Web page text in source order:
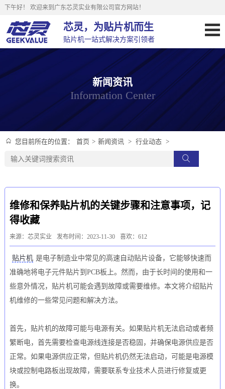
下午好！ 欢迎来到广东芯灵实业有限公司官方网站！
芯灵，为贴片机而生
贴片机一站式解决方案引领者
新闻资讯
Information Center
您目前所在的位置： 首页 > 新闻资讯 > 行业动态 >
维修和保养贴片机的关键步骤和注意事项，记
得收藏
来源：芯灵实业 发布时间：2023-11-30 喜欢：612
贴片机 是电子制造业中常见的高速自动贴片设备，它能够快速而
准确地将电子元件贴片到PCB板上。然而，由于长时间的使用和一
些意外情况，贴片机可能会遇到故障或需要维修。本文将介绍贴片
机维修的一些常见问题和解决方法。
首先，贴片机的故障可能与电源有关。如果贴片机无法启动或者频
繁断电，首先需要检查电源线连接是否稳固，并确保电源供应是否
正常。如果电源供应正常，但贴片机仍然无法启动，可能是电源模
块或控制电路板出现故障，需要联系专业技术人员进行修复或更
换。